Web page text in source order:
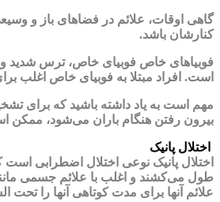
گاهی اوقات، علائم در فضاهای باز و
کنارشان باشد.
فوبیاهای خاص فوبیای خاص، ترس شدید
است. افراد مبتلا به فوبیای خاص اغلب
مهم است به یاد داشته باشید که برای
بیرون رفتن هنگام باران می‌شود، ممکن
اختلال پانیک
اختلال پانیک نوعی اختلال اضطرابی
طول می‌کشند و اغلب با علائم جسمی
علائم آنها برای مدت کوتاهی آنها را تحت